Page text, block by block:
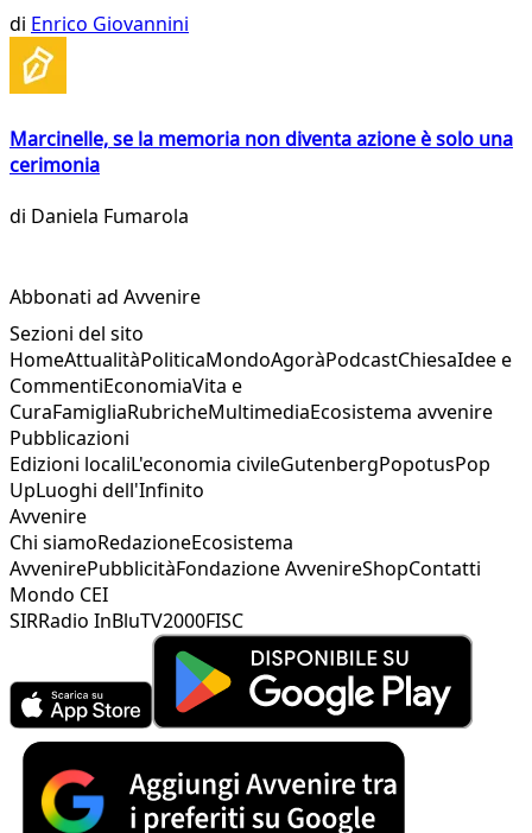
di Enrico Giovannini
Marcinelle, se la memoria non diventa azione è solo una
cerimonia
di Daniela Fumarola
Abbonati ad Avvenire
Sezioni del sito
HomeAttualitàPoliticaMondoAgoràPodcastChiesaIdee e
CommentiEconomiaVita e
CuraFamigliaRubricheMultimediaEcosistema avvenire
Pubblicazioni
Edizioni localiL'economia civileGutenbergPopotusPop
UpLuoghi dell'Infinito
Avvenire
Chi siamoRedazioneEcosistema
AvvenirePubblicitàFondazione AvvenireShopContatti
Mondo CEI
SIRRadio InBluTV2000FISC